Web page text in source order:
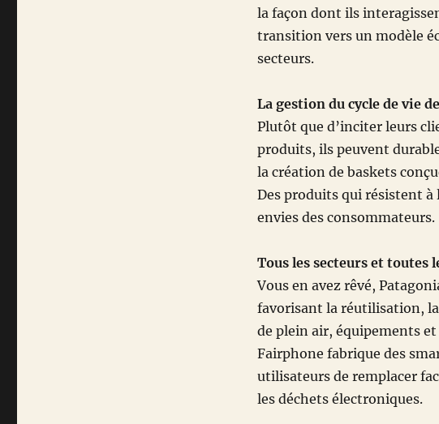
la façon dont ils
transition vers un modèle
secteurs.
La gestion du cycle de vie
Plutôt que d’inciter leurs
produits, ils peuvent
la création de baskets
Des produits qui résistent à
envies des consommateurs.
Tous les secteurs et toutes
Vous en avez rêvé,
favorisant la réutilisation,
de plein air, équipements et
Fairphone fabrique des
utilisateurs de remplacer
les déchets électroniques.